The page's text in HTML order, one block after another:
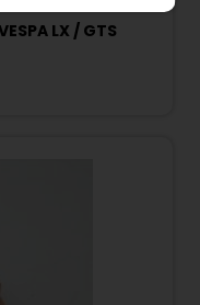
LX / GTS